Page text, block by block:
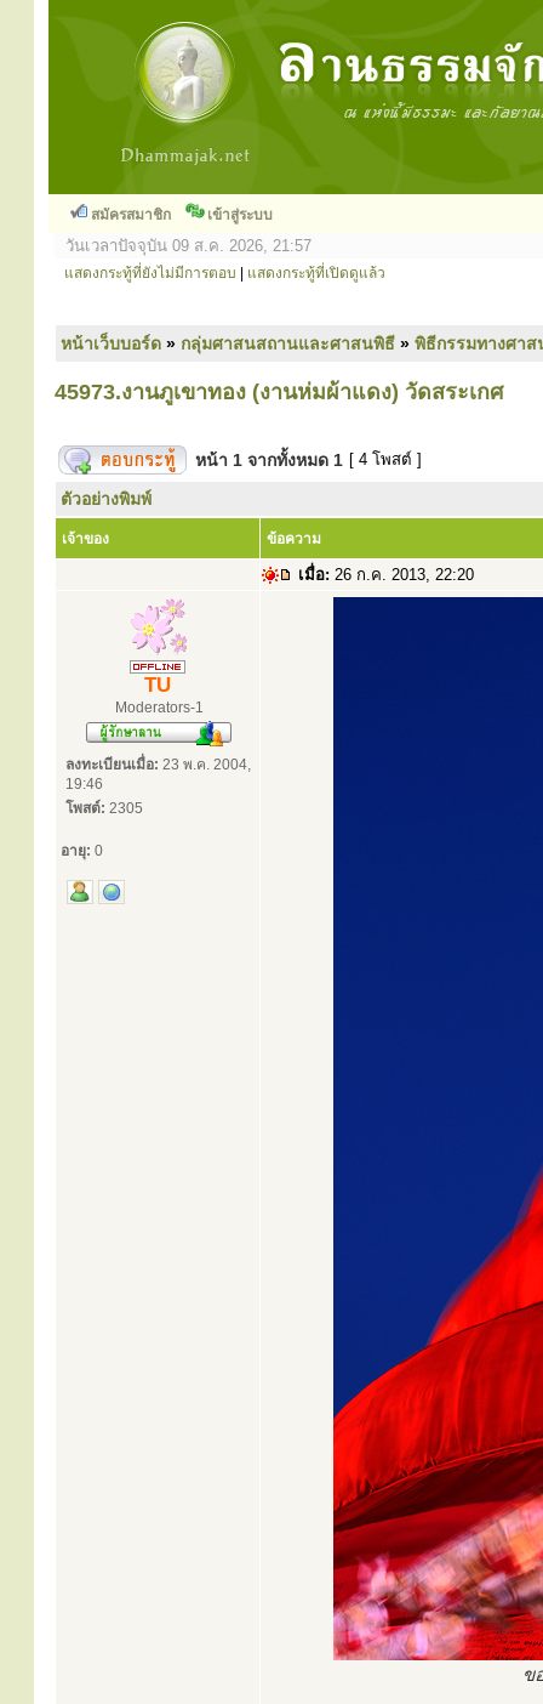
สมัครสมาชิก เข้าสู่ระบบ
วันเวลาปัจจุบัน 09 ส.ค. 2026, 21:57
แสดงกระทู้ที่ยังไม่มีการตอบ แสดงกระทู้ที่เปิดดูแล้ว
หน้าเว็บบอร์ด » กลุ่มศาสนสถานและศาสนพิธี » พิธีกรรมทางศา
45973.งานภูเขาทอง (งานห่มผ้าแดง) วัดสระเกศ
หน้า 1 จากทั้งหมด 1 [ 4 โพสต์ ]
ตัวอย่างพิมพ์
เจ้าของ ข้อความ
เมื่อ: 26 ก.ค. 2013, 22:20
TU
Moderators-1
ลงทะเบียนเมื่อ: 23 พ.ค. 2004,
19:46
โพสต์: 2305
อายุ: 0
ข